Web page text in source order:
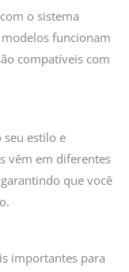
o sistema
funcionam
compatíveis com
estilo e
vêm em diferentes
que você
importantes para